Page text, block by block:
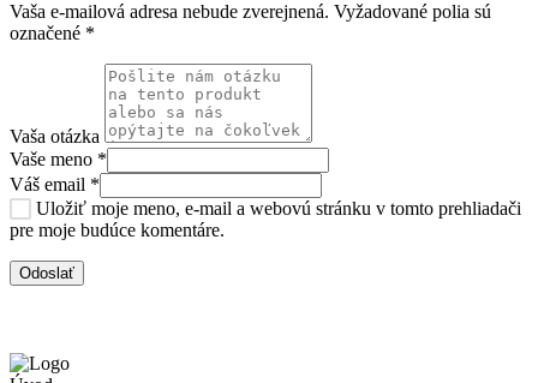
Vaša e-mailová adresa nebude zverejnená. Vyžadované polia sú
označené *
Vaša otázka
Vaše meno *
Váš email *
Uložiť moje meno, e-mail a webovú stránku v tomto prehliadači
pre moje budúce komentáre.